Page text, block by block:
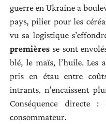
guerre en Ukraine a
pays, pilier pour les
vu sa logistique
premières se sont
blé, le maïs, l’huile. Les
pris en étau entre
intrants, n’encaissent
Conséquence
consommateur.